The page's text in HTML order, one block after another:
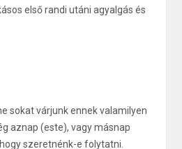
első randi utáni agyalgás és
sokat várjunk ennek valamilyen
aznap (este), vagy másnap
szeretnénk-e folytatni.